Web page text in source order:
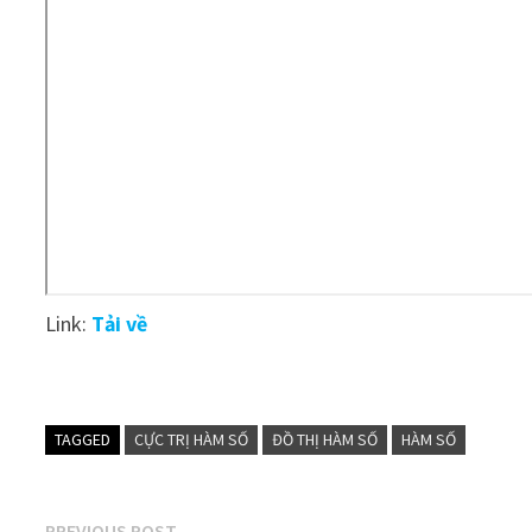
Link: Tải về
TAGGED CỰC TRỊ HÀM SỐ ĐỒ THỊ HÀM SỐ HÀM SỐ